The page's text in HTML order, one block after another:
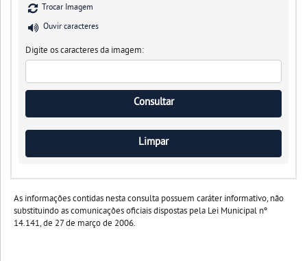
Trocar Imagem
Ouvir caracteres
Digite os caracteres da imagem:
As informações contidas nesta consulta possuem caráter informativo, não
substituindo as comunicações oficiais dispostas pela Lei Municipal nº
14.141, de 27 de março de 2006.